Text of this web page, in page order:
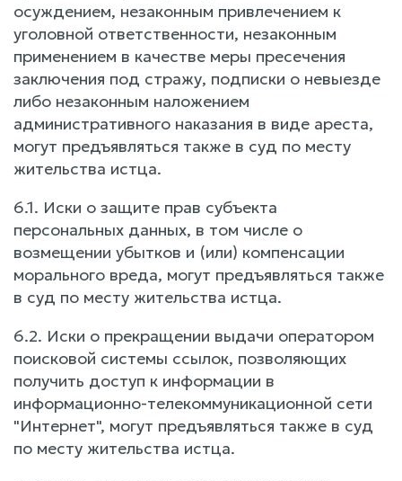
осуждением, незаконным привлечением к
уголовной ответственности, незаконным
применением в качестве меры пресечения
заключения под стражу, подписки о невыезде
либо незаконным наложением
административного наказания в виде ареста,
могут предъявляться также в суд по месту
жительства истца.
6.1. Иски о защите прав субъекта
персональных данных, в том числе о
возмещении убытков и (или) компенсации
морального вреда, могут предъявляться также
в суд по месту жительства истца.
6.2. Иски о прекращении выдачи оператором
поисковой системы ссылок, позволяющих
получить доступ к информации в
информационно-телекоммуникационной сети
"Интернет", могут предъявляться также в суд
по месту жительства истца.